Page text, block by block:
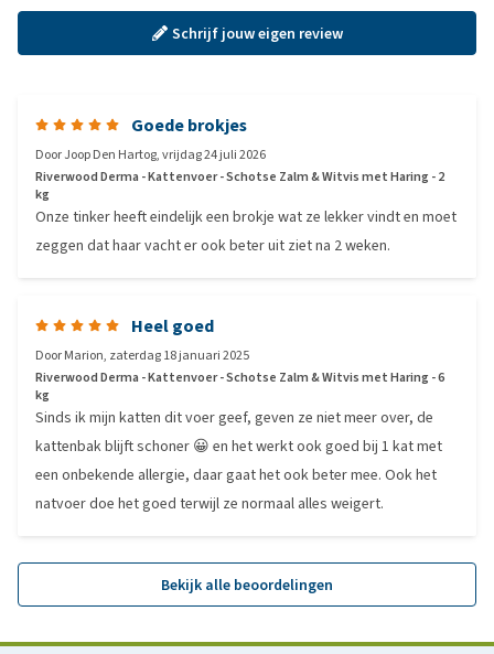
Schrijf jouw eigen review
Goede brokjes
DoorJoop Den Hartog,vrijdag 24 juli 2026
Riverwood Derma - Kattenvoer - Schotse Zalm & Witvis met Haring - 2
kg
Onze tinker heeft eindelijk een brokje wat ze lekker vindt en moet
zeggen dat haar vacht er ook beter uit ziet na 2 weken.
Heel goed
DoorMarion, zaterdag 18 januari 2025
Riverwood Derma - Kattenvoer - Schotse Zalm & Witvis met Haring - 6
kg
Sinds ik mijn katten dit voer geef, geven ze niet meer over, de
kattenbak blijft schoner 😀 en het werkt ook goed bij 1 kat met
een onbekende allergie, daar gaat het ook beter mee. Ook het
natvoer doe het goed terwijl ze normaal alles weigert.
Bekijk alle beoordelingen